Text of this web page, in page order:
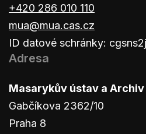
+420 286 010 110
mua@mua.cas.cz
ID datové schránky: cgsns2j
Adresa
Masarykův ústav a Archiv
Gabčíkova 2362/10
Praha 8